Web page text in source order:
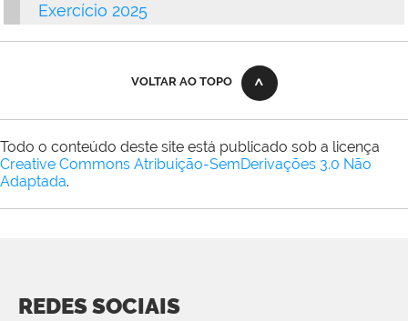
Exercício 2025
VOLTAR AO TOPO
Todo o conteúdo deste site está publicado sob a licença
Creative Commons Atribuição-SemDerivações 3.0 Não
Adaptada.
REDES SOCIAIS